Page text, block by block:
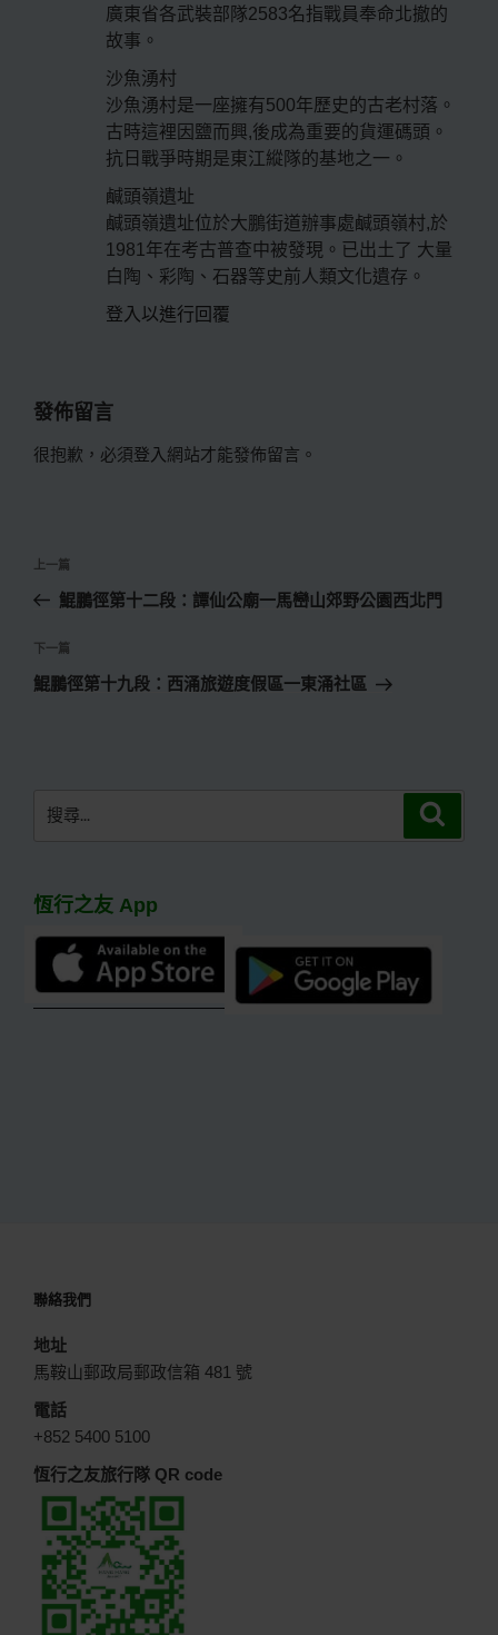
廣東省各武裝部隊2583名指戰員奉命北撤的
故事。
沙魚湧村
沙魚湧村是一座擁有500年歷史的古老村落。
古時這裡因鹽而興,後成為重要的貨運碼頭。
抗日戰爭時期是東江縱隊的基地之一。
鹹頭嶺遺址
鹹頭嶺遺址位於大鵬街道辦事處鹹頭嶺村,於
1981年在考古普查中被發現。已出土了 大量
白陶、彩陶、石器等史前人類文化遺存。
登入以進行回覆
發佈留言
很抱歉，必須登入 網站才能發佈留言。
文
覽
上
一
文
章
上一篇
鯤鵬徑第十二段：譚仙公廟一馬巒山郊野公園西北門
下
一
下一篇
鯤鵬徑第十九段：西涌旅遊度假區一東涌社區
尋
字:
恆行之友 App
聯絡我們
地址
馬鞍山郵政局郵政信箱 481 號
電話
+852 5400 5100
恆行之友旅行隊 QR code